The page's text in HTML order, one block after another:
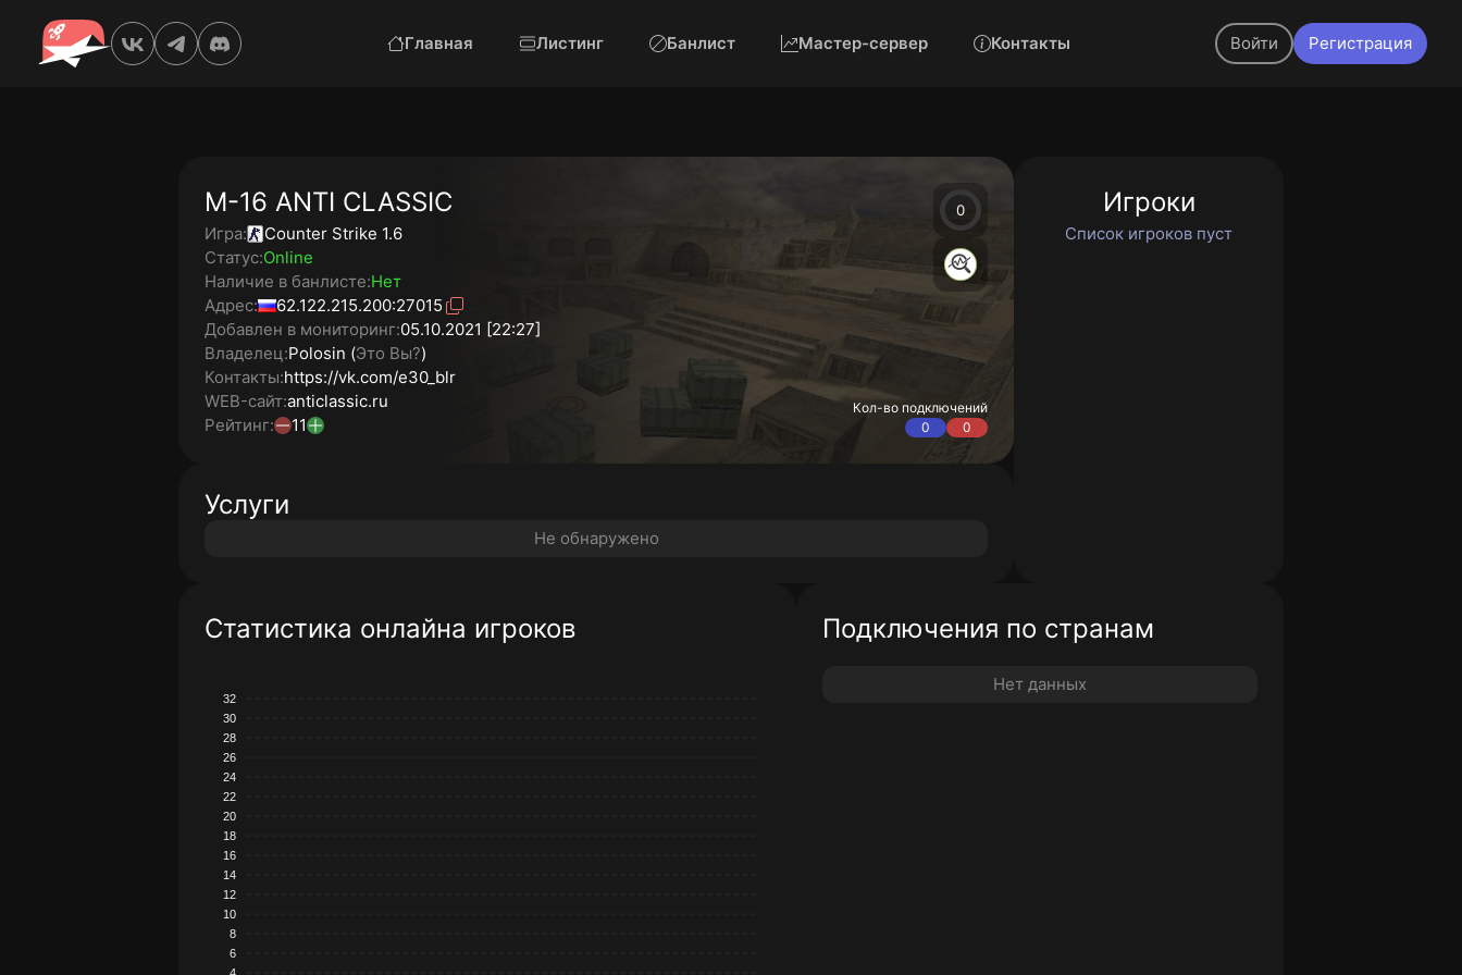
Главная Листинг Банлист Мастер-сервер Контакты Войти Регистрация
M-16 ANTI CLASSIC
Игра:
Counter Strike 1.6
Статус:Online
Наличие в банлисте:Нет
Адрес:
62.122.215.200:27015
Добавлен в мониторинг:05.10.2021 [22:27]
Владелец:Polosin (Это Вы?)
Контакты:https://vk.com/e30_blr
WEB-сайт:anticlassic.ru
Рейтинг:
11
0
Кол-во подключений
0
0
Услуги
Не обнаружено
Игроки
Список игроков пуст
Статистика онлайна игроков
32
30
28
26
24
22
20
18
16
14
12
10
8
6
Подключения по странам
Нет данных